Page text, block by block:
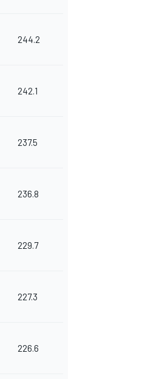
244.2
242.1
237.5
236.8
229.7
227.3
226.6